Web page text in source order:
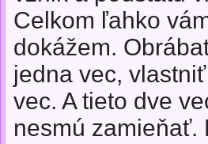
Celkom ľahko
dokážem.
jedna vec,
vec. A tieto dve
nesmú zamieňať.